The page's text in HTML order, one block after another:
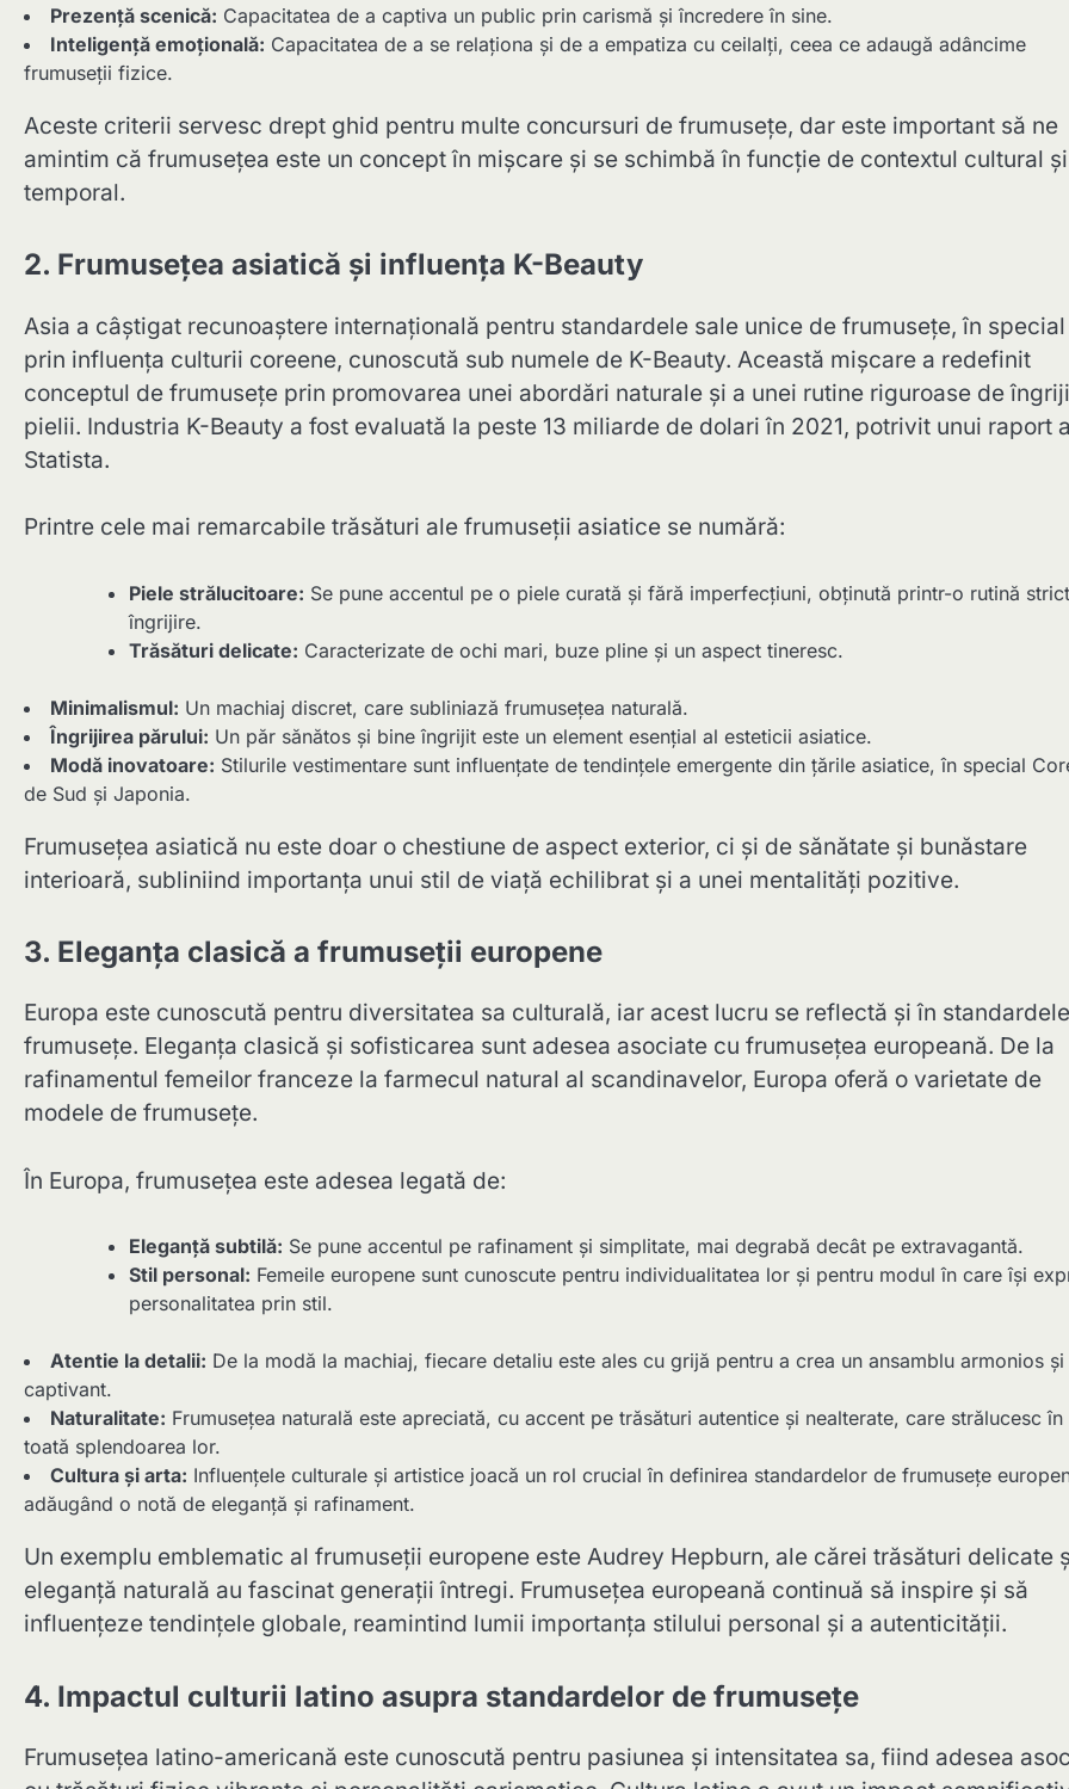
Prezență scenică: Capacitatea de a captiva un public prin carismă și încredere în sine.
Inteligență emoțională: Capacitatea de a se relaționa și de a empatiza cu ceilalți, ceea ce adaugă adâncime
frumuseții fizice.
Aceste criterii servesc drept ghid pentru multe concursuri de frumusețe, dar este important să ne
amintim că frumusețea este un concept în mișcare și se schimbă în funcție de contextul cultural și
temporal.
2. Frumusețea asiatică și influența K-Beauty
Asia a câștigat recunoaștere internațională pentru standardele sale unice de frumusețe, în special
prin influența culturii coreene, cunoscută sub numele de K-Beauty. Această mișcare a redefinit
conceptul de frumusețe prin promovarea unei abordări naturale și a unei rutine riguroase de
pielii. Industria K-Beauty a fost evaluată la peste 13 miliarde de dolari în 2021, potrivit unui raport
Statista.
Printre cele mai remarcabile trăsături ale frumuseții asiatice se numără:
Piele strălucitoare: Se pune accentul pe o piele curată și fără imperfecțiuni, obținută printr-o rutină
îngrijire.
Trăsături delicate: Caracterizate de ochi mari, buze pline și un aspect tineresc.
Minimalismul: Un machiaj discret, care subliniază frumusețea naturală.
Îngrijirea părului: Un păr sănătos și bine îngrijit este un element esențial al esteticii asiatice.
Modă inovatoare: Stilurile vestimentare sunt influențate de tendințele emergente din țările asiatice, în special
de Sud și Japonia.
Frumusețea asiatică nu este doar o chestiune de aspect exterior, ci și de sănătate și bunăstare
interioară, subliniind importanța unui stil de viață echilibrat și a unei mentalități pozitive.
3. Eleganța clasică a frumuseții europene
Europa este cunoscută pentru diversitatea sa culturală, iar acest lucru se reflectă și în
frumusețe. Eleganța clasică și sofisticarea sunt adesea asociate cu frumusețea europeană. De la
rafinamentul femeilor franceze la farmecul natural al scandinavelor, Europa oferă o varietate de
modele de frumusețe.
În Europa, frumusețea este adesea legată de:
Eleganță subtilă: Se pune accentul pe rafinament și simplitate, mai degrabă decât pe extravagantă.
Stil personal: Femeile europene sunt cunoscute pentru individualitatea lor și pentru modul în care își
personalitatea prin stil.
Atentie la detalii: De la modă la machiaj, fiecare detaliu este ales cu grijă pentru a crea un ansamblu armonios și
captivant.
Naturalitate: Frumusețea naturală este apreciată, cu accent pe trăsături autentice și nealterate, care strălucesc în
toată splendoarea lor.
Cultura și arta: Influențele culturale și artistice joacă un rol crucial în definirea standardelor de frumusețe
adăugând o notă de eleganță și rafinament.
Un exemplu emblematic al frumuseții europene este Audrey Hepburn, ale cărei trăsături delicate
eleganță naturală au fascinat generații întregi. Frumusețea europeană continuă să inspire și să
influențeze tendințele globale, reamintind lumii importanța stilului personal și a autenticității.
4. Impactul culturii latino asupra standardelor de frumusețe
Frumusețea latino-americană este cunoscută pentru pasiunea și intensitatea sa, fiind adesea